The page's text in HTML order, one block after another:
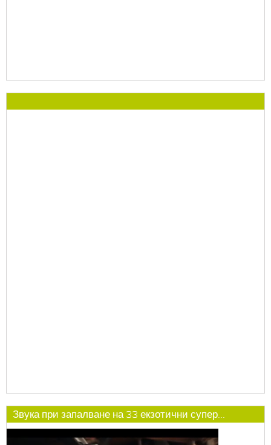
Звука при запалване на 33 екзотични супер...